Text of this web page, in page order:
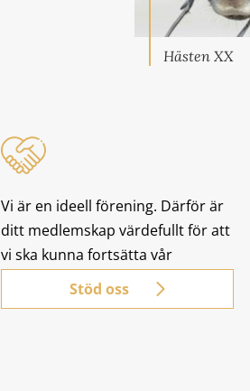
Hästen XX
Vi är en ideell förening. Därför är
ditt medlemskap värdefullt för att
vi ska kunna fortsätta vår
verksamhet.Stöd oss